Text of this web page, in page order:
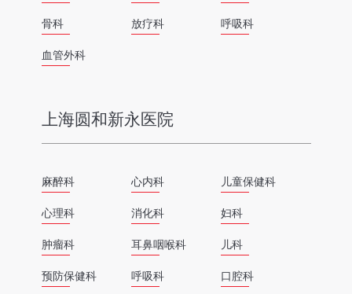
骨科 放疗科 呼吸科
血管外科
上海圆和新永医院
麻醉科 心内科 儿童保健科
心理科 消化科 妇科
肿瘤科 耳鼻咽喉科 儿科
预防保健科 呼吸科 口腔科